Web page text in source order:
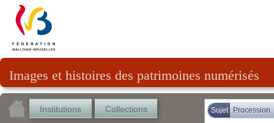
Images et histoires des patrimoines numérisés
Institutions Collections Sujet Procession